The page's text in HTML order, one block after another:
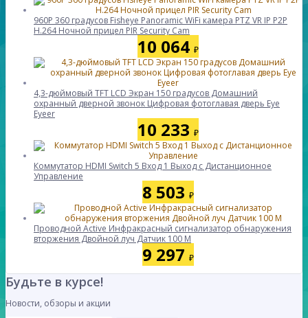
960P 360 градусов Fisheye Panoramic WiFi камера PTZ VR IP P2P
H.264 Ночной прицел PIR Security Cam
10 064 ₽
4,3-дюймовый TFT LCD Экран 150 градусов Домашний
охранный дверной звонок Цифровая фотоглавая дверь Eye
Eyeer
10 233 ₽
Коммутатор HDMI Switch 5 Вход 1 Выход с Дистанционное
Управление
8 503 ₽
Проводной Active Инфракрасный сигнализатор обнаружения
вторжения Двойной луч Датчик 100 M
9 297 ₽
Будьте в курсе!
Новости, обзоры и акции